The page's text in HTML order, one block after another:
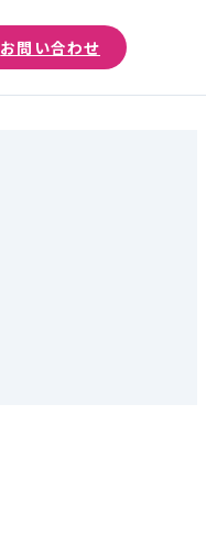
お問い合わせ